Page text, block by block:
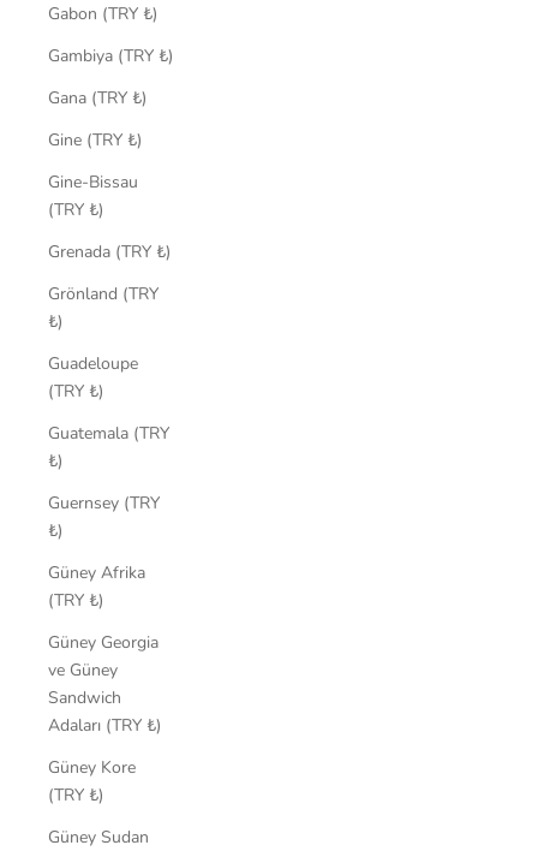
Gabon (TRY ₺)
Gambiya (TRY ₺)
Gana (TRY ₺)
Gine (TRY ₺)
Gine-Bissau
(TRY ₺)
Grenada (TRY ₺)
Grönland (TRY
₺)
Guadeloupe
(TRY ₺)
Guatemala (TRY
₺)
Guernsey (TRY
₺)
Güney Afrika
(TRY ₺)
Güney Georgia
ve Güney
Sandwich
Adaları (TRY ₺)
Güney Kore
(TRY ₺)
Güney Sudan